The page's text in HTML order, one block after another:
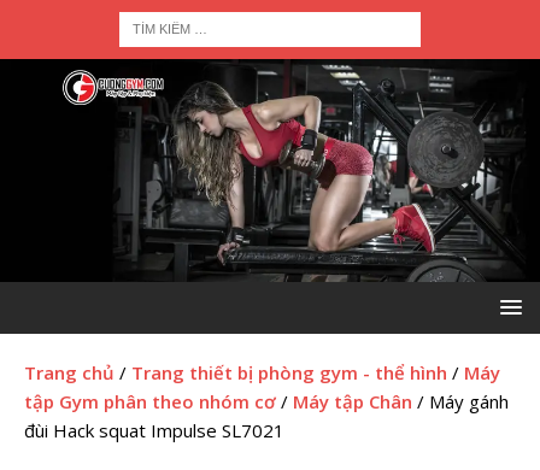
Trang chủ / Trang thiết bị phòng gym - thể hình / Máy
tập Gym phân theo nhóm cơ / Máy tập Chân / Máy gánh
đùi Hack squat Impulse SL7021